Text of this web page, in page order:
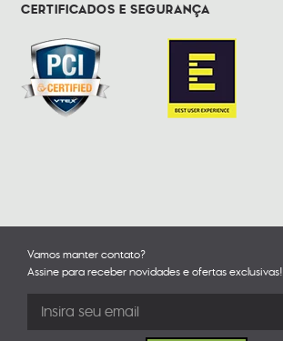
CERTIFICADOS E SEGURANÇA
Vamos manter contato?
Assine para receber novidades e ofertas exclusivas!